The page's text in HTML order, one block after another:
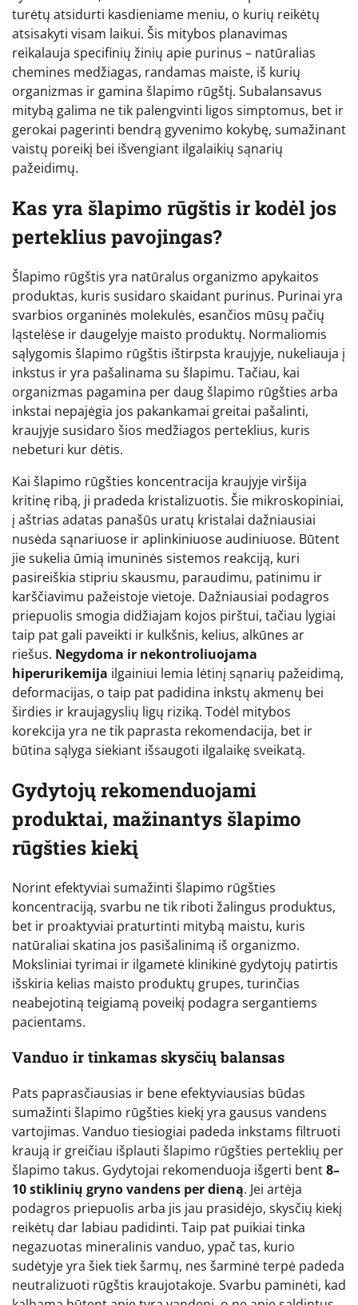
turėtų atsidurti kasdieniame meniu, o kurių reikėtų
atsisakyti visam laikui. Šis mitybos planavimas
reikalauja specifinių žinių apie purinus – natūralias
chemines medžiagas, randamas maiste, iš kurių
organizmas ir gamina šlapimo rūgštį. Subalansavus
mitybą galima ne tik palengvinti ligos simptomus, bet ir
gerokai pagerinti bendrą gyvenimo kokybę, sumažinant
vaistų poreikį bei išvengiant ilgalaikių sąnarių
pažeidimų.
Kas yra šlapimo rūgštis ir kodėl jos
perteklius pavojingas?
Šlapimo rūgštis yra natūralus organizmo apykaitos
produktas, kuris susidaro skaidant purinus. Purinai yra
svarbios organinės molekulės, esančios mūsų pačių
ląstelėse ir daugelyje maisto produktų. Normaliomis
sąlygomis šlapimo rūgštis ištirpsta kraujyje, nukeliauja į
inkstus ir yra pašalinama su šlapimu. Tačiau, kai
organizmas pagamina per daug šlapimo rūgšties arba
inkstai nepajėgia jos pakankamai greitai pašalinti,
kraujyje susidaro šios medžiagos perteklius, kuris
nebeturi kur dėtis.
Kai šlapimo rūgšties koncentracija kraujyje viršija
kritinę ribą, ji pradeda kristalizuotis. Šie mikroskopiniai,
į aštrias adatas panašūs uratų kristalai dažniausiai
nusėda sąnariuose ir aplinkiniuose audiniuose. Būtent
jie sukelia ūmią imuninės sistemos reakciją, kuri
pasireiškia stipriu skausmu, paraudimu, patinimu ir
karščiavimu pažeistoje vietoje. Dažniausiai podagros
priepuolis smogia didžiajam kojos pirštui, tačiau lygiai
taip pat gali paveikti ir kulkšnis, kelius, alkūnes ar
riešus. Negydoma ir nekontroliuojama
hiperurikemija ilgainiui lemia lėtinį sąnarių pažeidimą,
deformacijas, o taip pat padidina inkstų akmenų bei
širdies ir kraujagyslių ligų riziką. Todėl mitybos
korekcija yra ne tik paprasta rekomendacija, bet ir
būtina sąlyga siekiant išsaugoti ilgalaikę sveikatą.
Gydytojų rekomenduojami
produktai, mažinantys šlapimo
rūgšties kiekį
Norint efektyviai sumažinti šlapimo rūgšties
koncentraciją, svarbu ne tik riboti žalingus produktus,
bet ir proaktyviai praturtinti mitybą maistu, kuris
natūraliai skatina jos pasišalinimą iš organizmo.
Moksliniai tyrimai ir ilgametė klinikinė gydytojų patirtis
išskiria kelias maisto produktų grupes, turinčias
neabejotiną teigiamą poveikį podagra sergantiems
pacientams.
Vanduo ir tinkamas skysčių balansas
Pats paprasčiausias ir bene efektyviausias būdas
sumažinti šlapimo rūgšties kiekį yra gausus vandens
vartojimas. Vanduo tiesiogiai padeda inkstams filtruoti
kraują ir greičiau išplauti šlapimo rūgšties perteklių per
šlapimo takus. Gydytojai rekomenduoja išgerti bent8–
10 stiklinių gryno vandens per dieną. Jei artėja
podagros priepuolis arba jis jau prasidėjo, skysčių kiekį
reikėtų dar labiau padidinti. Taip pat puikiai tinka
negazuotas mineralinis vanduo, ypač tas, kurio
sudėtyje yra šiek tiek šarmų, nes šarminė terpė padeda
neutralizuoti rūgštis kraujotakoje. Svarbu paminėti, kad